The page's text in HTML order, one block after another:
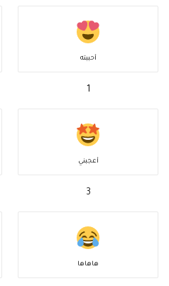
أحببته
1
أعجبني
3
هاهاها